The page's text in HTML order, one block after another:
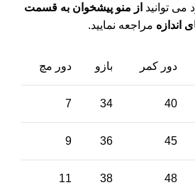
می توانید از منو پیشخوان به قسمت
اندازه مراجعه نمایید.
دور کمر بازو دور مچ
40
34
7
45
36
9
48
38
11